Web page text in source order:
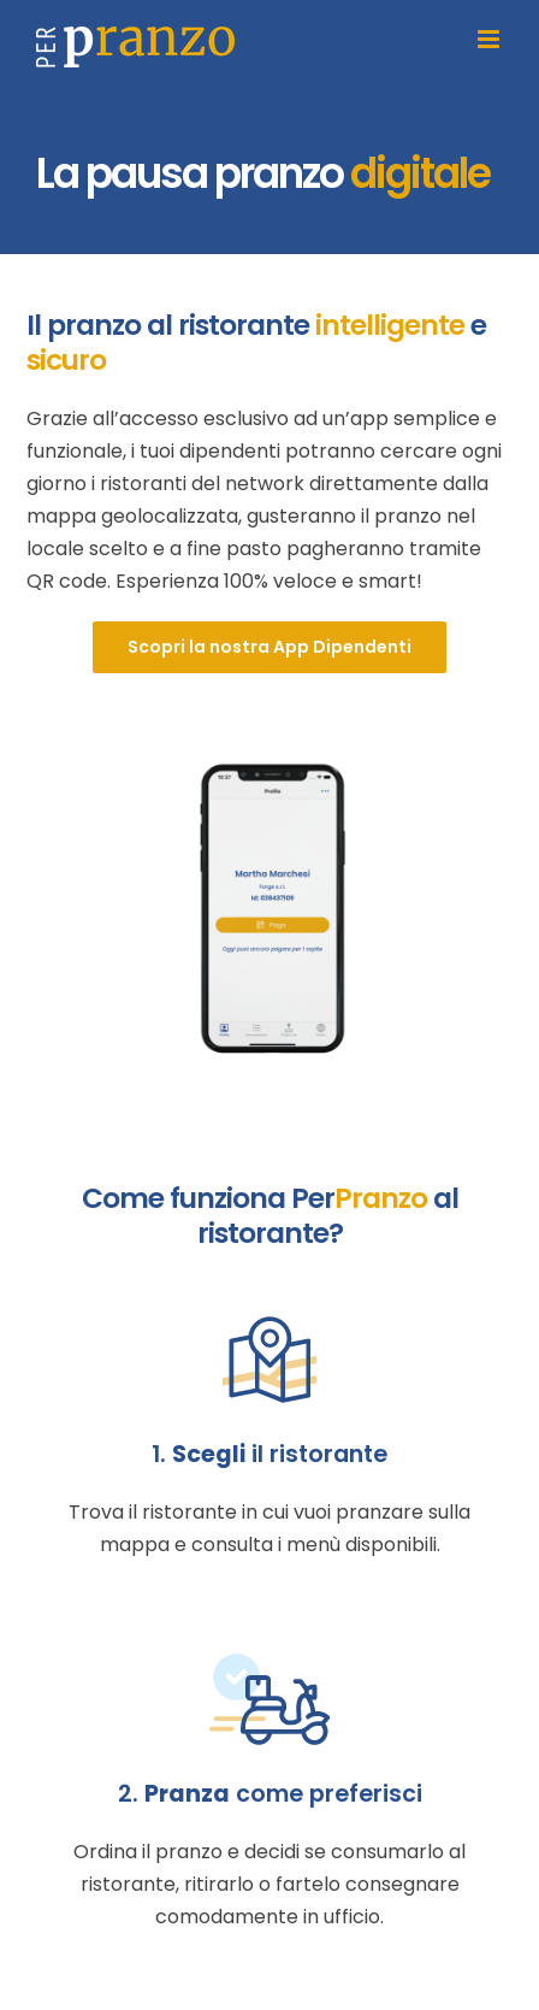
La pausa pranzodigitale
Il pranzo al ristoranteintelligentee
sicuro
Grazie all’accesso esclusivo ad un’app semplice e
funzionale, i tuoi dipendenti potranno cercare ogni
giorno i ristoranti del network direttamente dalla
mappa geolocalizzata, gusteranno il pranzo nel
locale scelto e a fine pasto pagheranno tramite
QR code. Esperienza 100% veloce e smart!
Scopri la nostra App Dipendenti
Come funziona PerPranzoal
ristorante?
1. Scegli il ristorante
Trova il ristorante in cui vuoi pranzare sulla
mappa e consulta i menù disponibili.
2. Pranza come preferisci
Ordina il pranzo e decidi se consumarlo al
ristorante, ritirarlo o fartelo consegnare
comodamente in ufficio.